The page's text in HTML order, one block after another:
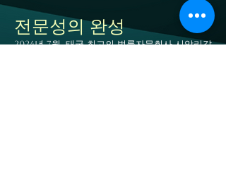
전문성의 완성
2024년 7월, 태국 최고의 법률자문회사 시암리갈